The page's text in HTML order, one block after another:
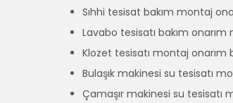
Sıhhi tesisat bakım montaj
Lavabo tesisatı bakım onarım
Klozet tesisatı montaj onarım
Bulaşık makinesi su tesisatı
Çamaşır makinesi su tesisatı